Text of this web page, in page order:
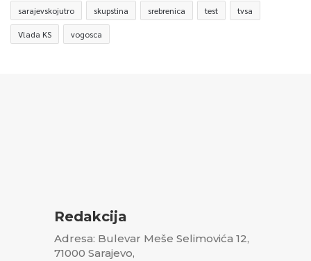
sarajevskojutro skupstina srebrenica test tvsa
Vlada KS vogosca
Redakcija
Adresa: Bulevar Meše Selimovića 12,
71000 Sarajevo,